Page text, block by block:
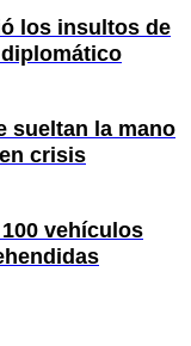
los insultos de
sueltan la mano
crisis
vehículos